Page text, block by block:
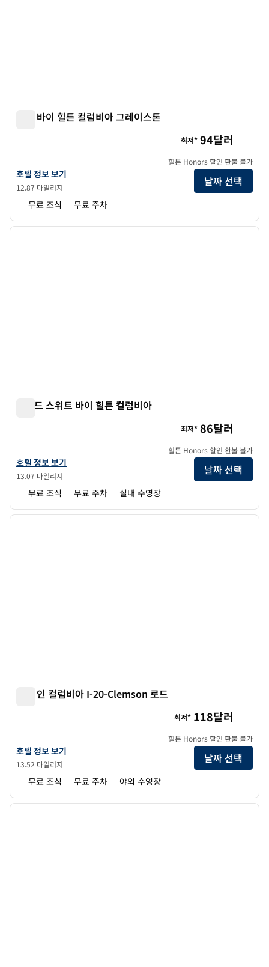
트루 바이 힐튼 컬럼비아 그레이스톤
트루 바이 힐튼 Columbia Greystone의 호텔 정보 보기
호텔 정보 보기
12.87 마일리지
최저* 94달러
힐튼 Honors 할인 환불 불가
날짜 선택
무료 조식 무료 주차
1/12
1/12
이전 이미지 다음
홈우드 스위트 바이 힐튼 컬럼비아
홈우드 스위트 바이 힐튼 컬럼비아의 호텔 정보 보기
호텔 정보 보기
13.07 마일리지
최저* 86달러
힐튼 Honors 할인 환불 불가
날짜 선택
무료 조식 무료 주차 실내 수영장
1/12
1/12
이전 이미지 다음
햄튼 인 컬럼비아 I-20-Clemson 로드
햄튼 인 컬럼비아 I-20-Clemson 로드의 호텔 정보 보기
호텔 정보 보기
13.52 마일리지
최저* 118달러
힐튼 Honors 할인 환불 불가
날짜 선택
무료 조식 무료 주차 야외 수영장
1/12
1/12
이전 이미지 다음